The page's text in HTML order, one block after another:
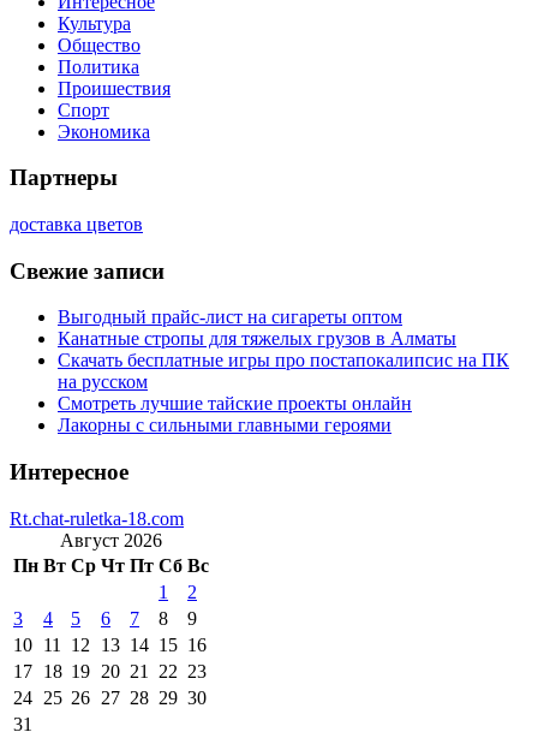
Культура
Общество
Политика
Проишествия
Спорт
Экономика
Партнеры
доставка цветов
Свежие записи
Выгодный прайс-лист на сигареты оптом
Канатные стропы для тяжелых грузов в Алматы
Скачать бесплатные игры про постапокалипсис на ПК
на русском
Смотреть лучшие тайские проекты онлайн
Лакорны с сильными главными героями
Интересное
Rt.chat-ruletka-18.com
Август 2026
Пн Вт Ср Чт Пт Сб Вс
1
2
3
4 5 6 7 8
9
10 11 12 13 14 15 16
17 18 19 20 21 22 23
24 25 26 27 28 29 30
31